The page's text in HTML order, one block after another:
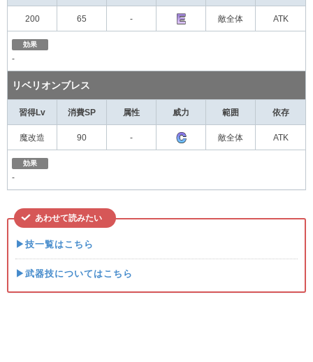
200 65 - 敵全体 ATK
効果
-
リベリオンブレス
習得Lv 消費SP 属性 威力 範囲 依存
魔改造 90 - 敵全体 ATK
効果
-
あわせて読みたい
▶技一覧はこちら
▶武器技についてはこちら